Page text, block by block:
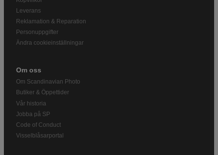
Leverans
Reklamation & Reparation
Personuppgifter
Ändra cookieinställningar
Om oss
Om Scandinavian Photo
Butiker & Öppettider
Vår historia
Jobba på SP
Code of Conduct
Visselblåsarportal